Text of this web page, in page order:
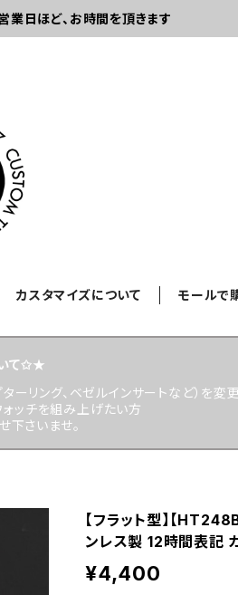
業日ほど、お時間を頂きます
カスタマイズについて モールで
て✩★
ーリング、ベゼルインサートなど）を変
ォッチを組み上げたい方
下さいませ。
【フラット型】【
ンレス製 12時間表記
¥4,400